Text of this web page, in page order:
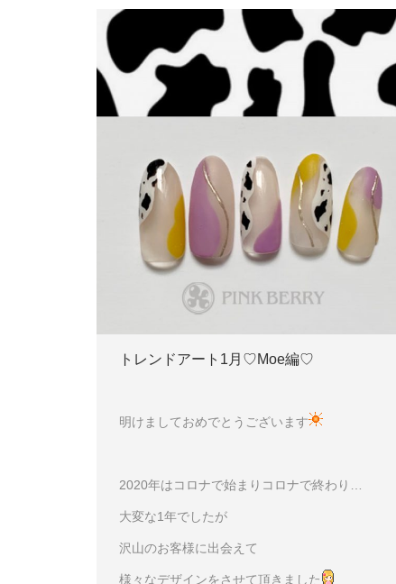
トレンドアート1月♡Moe編♡
明けましておめでとうございます
2020年はコロナで始まりコロナで終わり…
大変な1年でしたが
沢山のお客様に出会えて
様々なデザインをさせて頂きました